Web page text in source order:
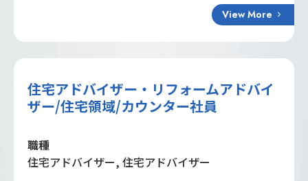
View More
住宅アドバイザー・リフォームアドバイ
ザー/住宅領域/カウンター社員
職種
住宅アドバイザー, 住宅アドバイザー